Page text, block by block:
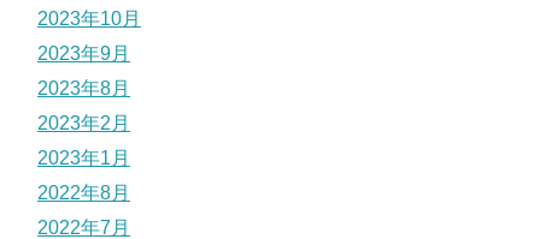
2023年10月
2023年9月
2023年8月
2023年2月
2023年1月
2022年8月
2022年7月